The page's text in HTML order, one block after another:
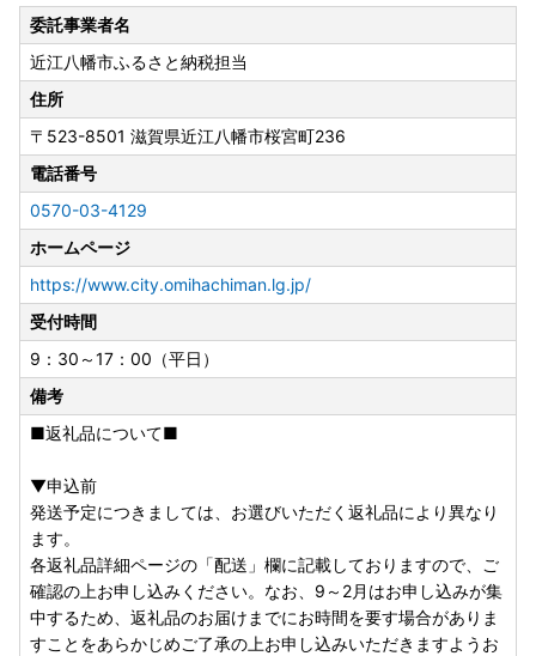
ォロアーの皆さまにはご心配とご迷惑をおかけし、深くお詫
び申し上げます。
---------------------------------------------------------------
----------------
★◇ 長期不在期間がある場合 ★
長期不在期間がある場合は、お申込みいただいた後に必ず以
下のメールアドレス又はふるさと納税コールセンターまでご
連絡ください。
city-omihachiman@dune.ocn.ne.jp
委託事業者名
近江八幡市ふるさと納税担当
住所
〒523-8501 滋賀県近江八幡市桜宮町236
電話番号
0570-03-4129
ホームページ
https://www.city.omihachiman.lg.jp/
受付時間
9：30～17：00（平日）
備考
■返礼品について■
▼申込前
発送予定につきましては、お選びいただく返礼品により異なり
ます。
各返礼品詳細ページの「配送」欄に記載しておりますので、ご
確認の上お申し込みください。なお、9～2月はお申し込みが集
中するため、返礼品のお届けまでにお時間を要す場合がありま
すことをあらかじめご了承の上お申し込みいただきますようお